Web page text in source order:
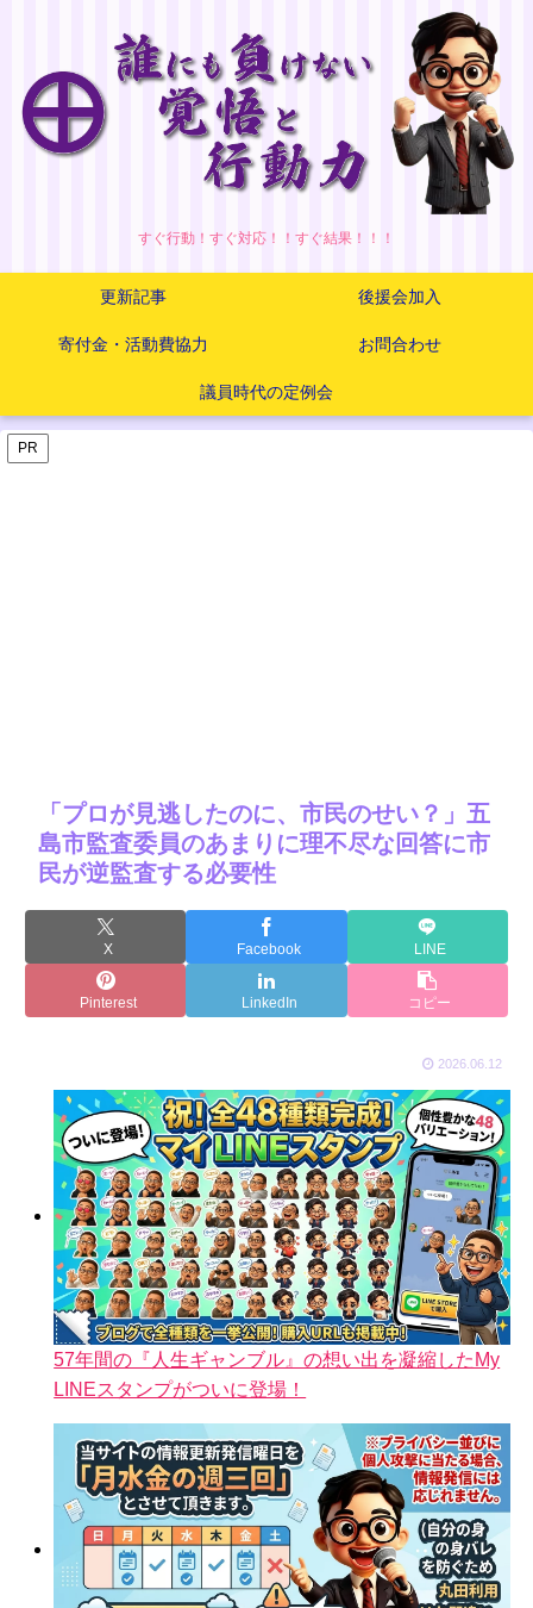
すぐ行動！すぐ対応！！すぐ結果！！！
更新記事 後援会加入
寄付金・活動費協力 お問合わせ
議員時代の定例会
PR
「プロが見逃したのに、市民のせい？」五
島市監査委員のあまりに理不尽な回答に市
民が逆監査する必要性
X Facebook LINE
Pinterest LinkedIn コピー
2026.06.12
57年間の『人生ギャンブル』の想い出を凝縮したMy
LINEスタンプがついに登場！